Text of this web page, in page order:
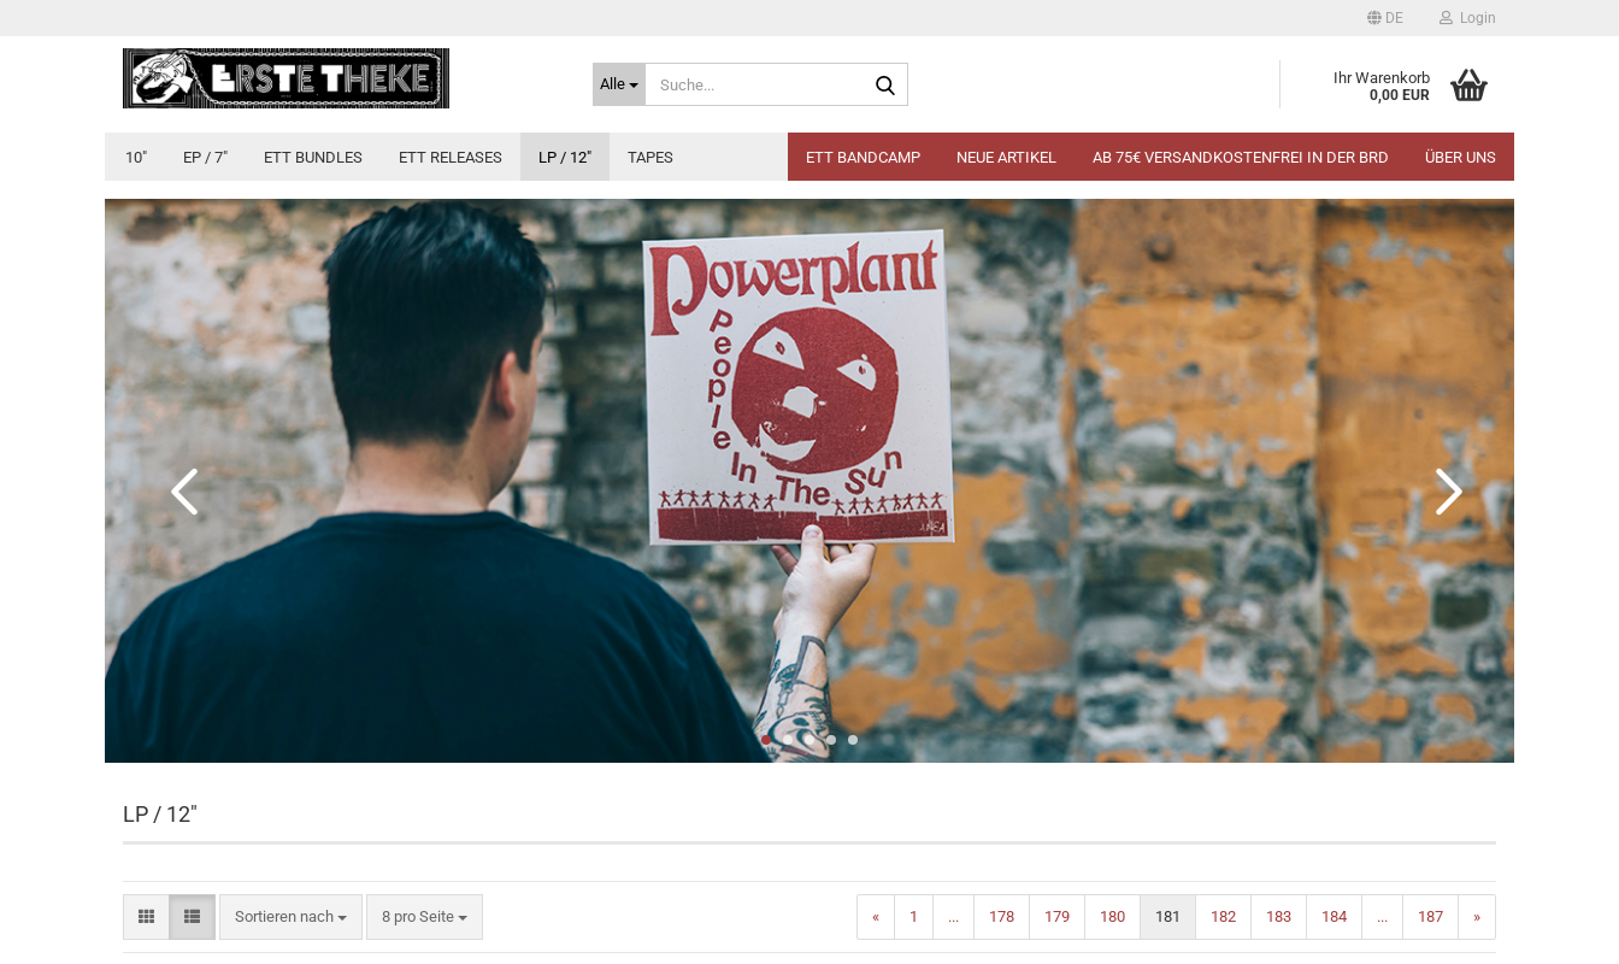
DE Login
Alle Ihr Warenkorb
0,00 EUR
10" EP / 7" ETT BUNDLES ETT RELEASES LP / 12" TAPES ETT BANDCAMP NEUE ARTIKEL AB 75€ VERSANDKOSTENFREI IN DER BRD ÜBER UNS
LP / 12"
Sortieren nach
Sortieren nach 8 pro Seite
pro Seite « 1 ... 178 179 180 181 182 183 184 ... 187 »